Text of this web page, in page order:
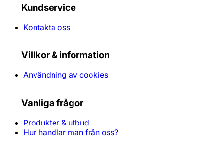
Kundservice
Kontakta oss
Villkor & information
Användning av cookies
Vanliga frågor
Produkter & utbud
Hur handlar man från oss?